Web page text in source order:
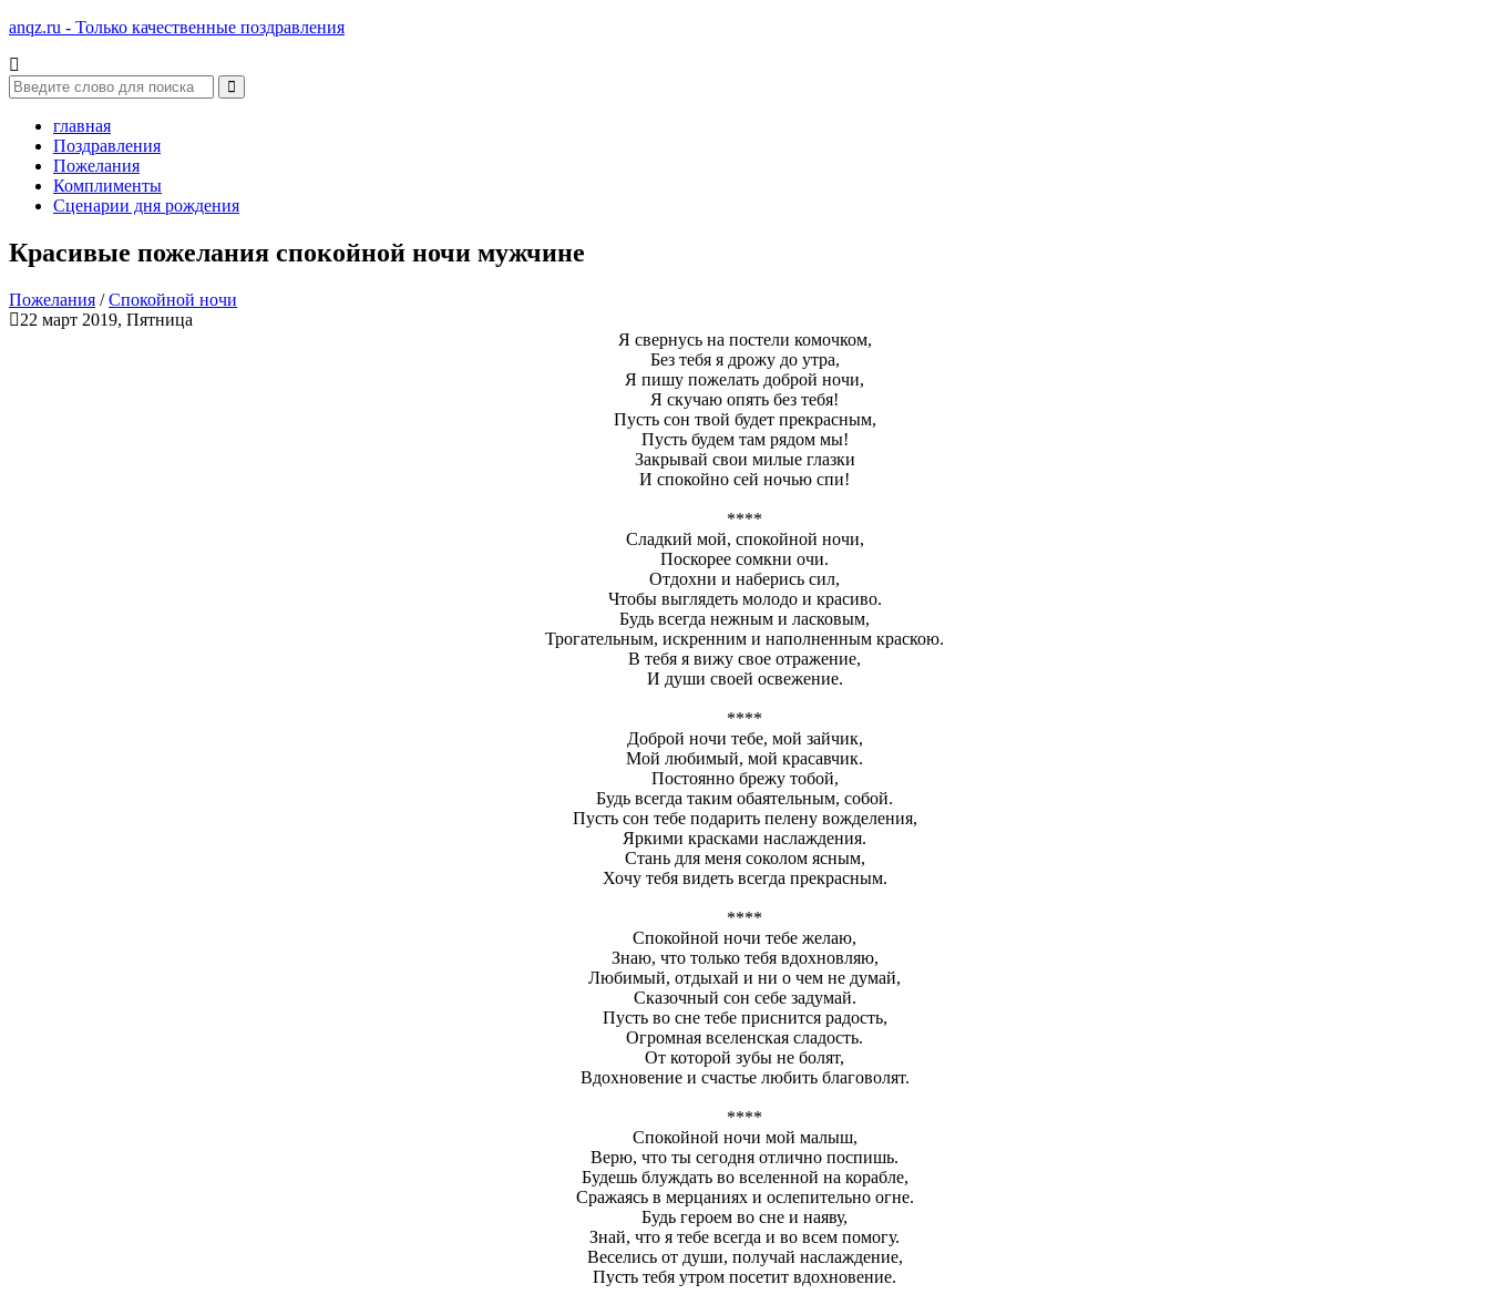
anqz.ru - Только качественные поздравления
главная
Поздравления
Пожелания
Комплименты
Сценарии дня рождения
Красивые пожелания спокойной ночи мужчине
Пожелания /Спокойной ночи
22 март 2019, Пятница
Я свернусь на постели комочком,
Без тебя я дрожу до утра,
Я пишу пожелать доброй ночи,
Я скучаю опять без тебя!
Пусть сон твой будет прекрасным,
Пусть будем там рядом мы!
Закрывай свои милые глазки
И спокойно сей ночью спи!
****
Сладкий мой, спокойной ночи,
Поскорее сомкни очи.
Отдохни и наберись сил,
Чтобы выглядеть молодо и красиво.
Будь всегда нежным и ласковым,
Трогательным, искренним и наполненным краскою.
В тебя я вижу свое отражение,
И души своей освежение.
****
Доброй ночи тебе, мой зайчик,
Мой любимый, мой красавчик.
Постоянно брежу тобой,
Будь всегда таким обаятельным, собой.
Пусть сон тебе подарить пелену вожделения,
Яркими красками наслаждения.
Стань для меня соколом ясным,
Хочу тебя видеть всегда прекрасным.
****
Спокойной ночи тебе желаю,
Знаю, что только тебя вдохновляю,
Любимый, отдыхай и ни о чем не думай,
Сказочный сон себе задумай.
Пусть во сне тебе приснится радость,
Огромная вселенская сладость.
От которой зубы не болят,
Вдохновение и счастье любить благоволят.
****
Спокойной ночи мой малыш,
Верю, что ты сегодня отлично поспишь.
Будешь блуждать во вселенной на корабле,
Сражаясь в мерцаниях и ослепительно огне.
Будь героем во сне и наяву,
Знай, что я тебе всегда и во всем помогу.
Веселись от души, получай наслаждение,
Пусть тебя утром посетит вдохновение.